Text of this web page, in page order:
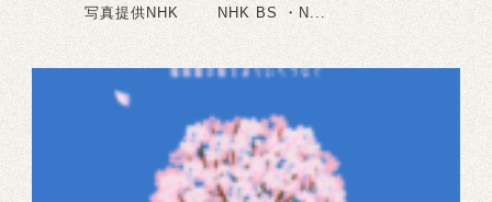
写真提供NHK NHK BS ・N...